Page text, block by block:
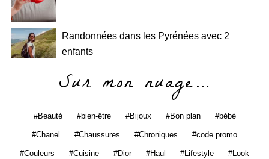
Randonnées dans les Pyrénées avec 2
enfants
Sur mon nuage…
Beauté bien-être Bijoux Bon plan bébé
Chanel Chaussures Chroniques code promo
Couleurs Cuisine Dior Haul Lifestyle Look